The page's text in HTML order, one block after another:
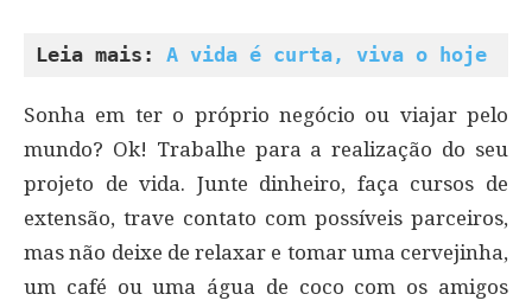
Leia mais: A vida é curta, viva o hoje
Sonha em ter o próprio negócio ou viajar pelo
mundo? Ok! Trabalhe para a realização do seu
projeto de vida. Junte dinheiro, faça cursos de
extensão, trave contato com possíveis parceiros,
mas não deixe de relaxar e tomar uma cervejinha,
um café ou uma água de coco com os amigos